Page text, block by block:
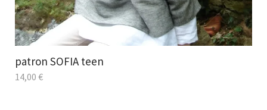
patron SOFIA teen
14,00 €